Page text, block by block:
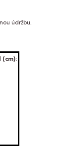
údržbu.